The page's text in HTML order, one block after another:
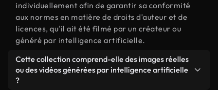
individuellement afin de garantir sa conformité
aux normes en matière de droits d'auteur et de
licences, qu'il ait été filmé par un créateur ou
généré par intelligence artificielle.
Cette collection comprend-elle des images réelles
ou des vidéos générées par intelligence artificielle
?